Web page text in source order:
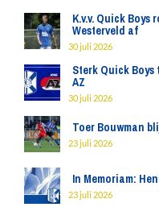
K.v.v. Quick
Westerveld af
30 juli 2026
Sterk Quick
AZ
30 juli 2026
Toer Bouwman
23 juli 2026
In Memoriam:
23 juli 2026